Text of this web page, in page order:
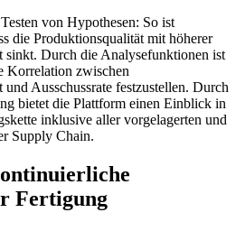
von Hypothesen: So ist
die Produktionsqualität mit höherer
sinkt. Durch die Analysefunktionen ist
Korrelation zwischen
Ausschussrate festzustellen. Durch
bietet die Plattform einen Einblick in
inklusive aller vorgelagerten und
Supply Chain.
Fertigung